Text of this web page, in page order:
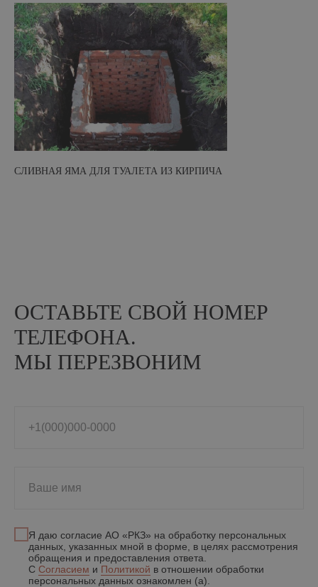
СЛИВНАЯ ЯМА ДЛЯ ТУАЛЕТА ИЗ КИРПИЧА
ОСТАВЬТЕ СВОЙ НОМЕР
ТЕЛЕФОНА.
МЫ ПЕРЕЗВОНИМ
+1(000)000-0000
Ваше имя
Я даю согласие АО «РКЗ» на обработку персональных
данных, указанных мной в форме, в целях рассмотрения
обращения и предоставления ответа.
С Согласием и Политикой в отношении обработки
персональных данных ознакомлен (а).
© 2004−2025 Рязанский кирпичный завод
завода, 18
КАТАЛОГ ПРОДУКЦИИ
Керамический камень
Контакты
Схема проезда
Политика в отношении обработки персональных данных